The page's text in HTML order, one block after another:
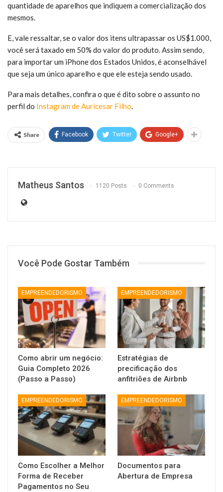
quantidade de aparelhos que indiquem a comercialização dos
mesmos.
E, vale ressaltar, se o valor dos itens ultrapassar os US$1.000,
você será taxado em 50% do valor do produto. Assim sendo,
para importar um iPhone dos Estados Unidos, é aconselhável
que seja um único aparelho e que ele esteja sendo usado.
Para mais detalhes, confira o que é dito sobre o assunto no
perfil do Instagram de Auricesar Filho.
Share Facebook Twitter Google+
Matheus Santos 1120 Posts 0 Comments
Você Pode Gostar Também
EMPREENDEDORISMO
Como abrir um negócio:
Guia Completo 2026
(Passo a Passo)
EMPREENDEDORISMO
Estratégias de
precificação dos
anfitriões de Airbnb
EMPREENDEDORISMO
Como Escolher a Melhor
Forma de Receber
Pagamentos no Seu
EMPREENDEDORISMO
Documentos para
Abertura de Empresa